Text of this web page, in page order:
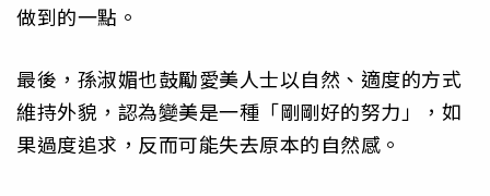
做到的一點。
最後，孫淑媚也鼓勵愛美人士以自然、適度的方式
維持外貌，認為變美是一種「剛剛好的努力」，如
果過度追求，反而可能失去原本的自然感。